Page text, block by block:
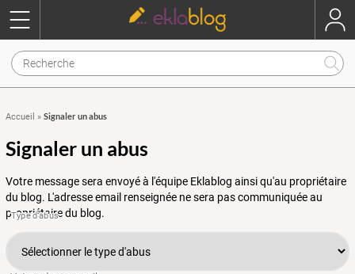
Accueil » Signaler un abus
Signaler un abus
Votre message sera envoyé à l'équipe Eklablog ainsi qu'au propriétaire
du blog. L'adresse email renseignée ne sera pas communiquée au
propriétaire du blog.